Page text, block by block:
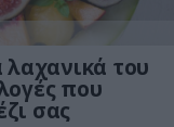
λαχανικά του
που
σας